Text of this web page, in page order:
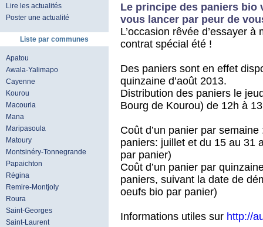
Lire les actualités
Poster une actualité
Liste par communes
Apatou
Awala-Yalimapo
Cayenne
Kourou
Macouria
Mana
Maripasoula
Matoury
Montsinéry-Tonnegrande
Papaichton
Régina
Remire-Montjoly
Roura
Saint-Georges
Saint-Laurent
Le principe des paniers bio
vous lancer par peur de
L’occasion rêvée d’essayer
contrat spécial été !
Des paniers sont en effet
quinzaine d’août 2013.
Distribution des paniers le
Bourg de Kourou) de 12h à
Coût d’un panier par
paniers: juillet et du 15 au 31
par panier)
Coût d’un panier par
paniers, suivant la date de
oeufs bio par panier)
Informations utiles sur http://